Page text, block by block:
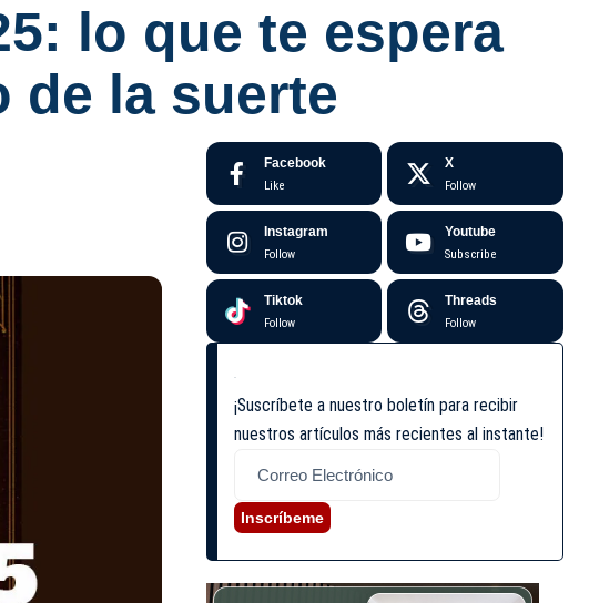
lo que te espera
de la suerte
Facebook
Like
X
Follow
Instagram
Follow
Youtube
Subscribe
Tiktok
Follow
Threads
Follow
¡Suscríbete a nuestro boletín para recibir
nuestros artículos más recientes al instante!
Inscríbeme